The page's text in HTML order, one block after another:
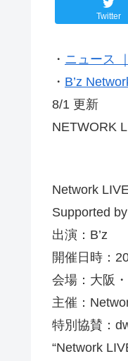
Twitter
・ ニュース
・ B’z
8/1 更新
NETWORK
Network
Supported
出演：B’z
開催日時：
会場：大阪
主催：
特別協賛：
“Network